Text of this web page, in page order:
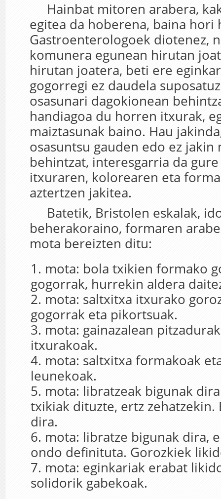
Hainbat mitoren arabera,
egitea da hoberena, baina hori
Gastroenterologoek diotenez,
komunera egunean hirutan
hirutan joatera, beti ere
gogorregi ez daudela
osasunari dagokionean
handiagoa du horren itxurak,
maiztasunak baino. Hau
osasuntsu gauden edo ez jakin
behintzat, interesgarria da
itxuraren, kolorearen eta
aztertzen jakitea.
Batetik, Bristolen eskalak,
beherakoraino, formaren
mota bereizten ditu:
mota: bola txikien formako
gogorrak, hurrekin aldera
mota: saltxitxa itxurako
gogorrak eta pikortsuak.
mota: gainazalean
itxurakoak.
mota: saltxitxa formakoak
leunekoak.
mota: libratzeak bigunak
txikiak dituzte, ertz zehatzekin.
dira.
mota: libratze bigunak dira,
ondo definituta. Gorozkiek
mota: eginkariak erabat
solidorik gabekoak.